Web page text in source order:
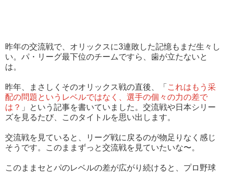
昨年の交流戦で、オリックスに3連敗した記憶もまだ生々し
い。パ・リーグ最下位のチームですら、歯が立たないと
は。
昨年、まさしくそのオリックス戦の直後、「 これはもう采
配の問題というレベルではなく、選手の個々の力の差で
は？ 」という記事を書いていました。交流戦や日本シリー
ズを見るたび、このタイトルを思い出します。
交流戦を見ていると、リーグ戦に戻るのが物足りなく感じ
そうです。このままずっと交流戦を見ていたいな〜。
このままセとパのレベルの差が広がり続けると、プロ野球